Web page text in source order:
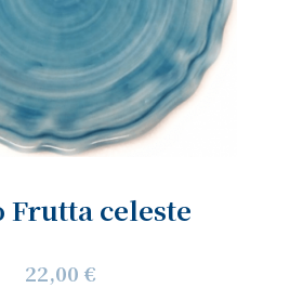
Frutta celeste
22,00 €